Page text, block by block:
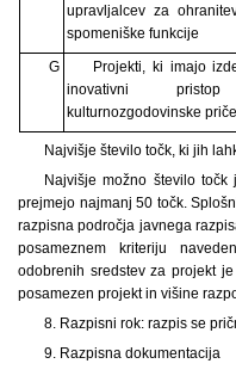
upravljalcev za
spomeniške funkcije
G
Projekti, ki imajo
inovativni
kulturnozgodovinske
Najvišje število točk, ki jih
Najvišje možno število
prejmejo najmanj 50 točk.
razpisna področja javnega
posameznem kriteriju
odobrenih sredstev za projekt
posamezen projekt in višine
8. Razpisni rok: razpis se
9. Razpisna dokumentacija